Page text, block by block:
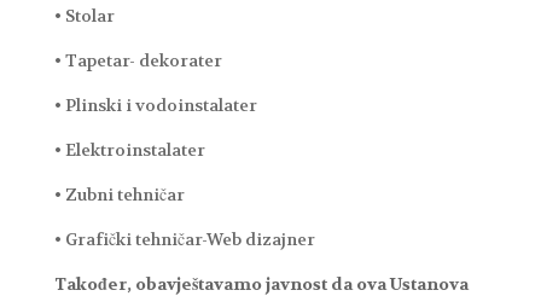
• Stolar
• Tapetar- dekorater
• Plinski i vodoinstalater
• Elektroinstalater
• Zubni tehničar
• Grafički tehničar-Web dizajner
Također, obavještavamo javnost da ova Ustanova